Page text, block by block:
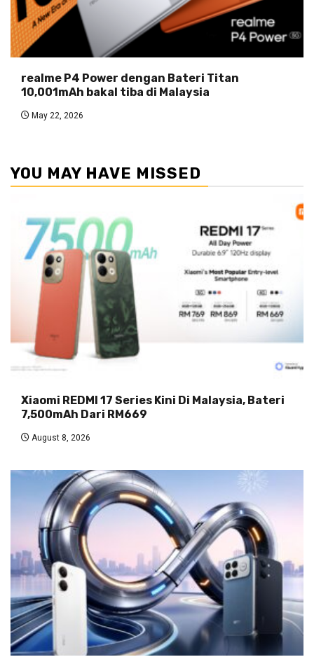
realme P4 Power dengan Bateri Titan
10,001mAh bakal tiba di Malaysia
May 22, 2026
YOU MAY HAVE MISSED
Xiaomi REDMI 17 Series Kini Di Malaysia, Bateri
7,500mAh Dari RM669
August 8, 2026